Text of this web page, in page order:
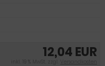
12,04 EUR
inkl. 19 % MwSt. zzgl. Versandkosten